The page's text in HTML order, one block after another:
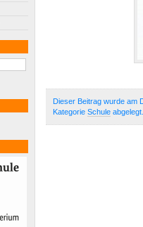
Dieser Beitrag wurde am
Kategorie Schule abgelegt.